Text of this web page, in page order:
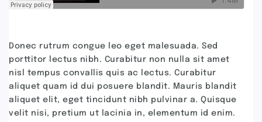
Donec rutrum congue leo eget malesuada. Sed
porttitor lectus nibh. Curabitur non nulla sit amet
nisl tempus convallis quis ac lectus. Curabitur
aliquet quam id dui posuere blandit. Mauris blandit
aliquet elit, eget tincidunt nibh pulvinar a. Quisque
velit nisi, pretium ut lacinia in, elementum id enim.